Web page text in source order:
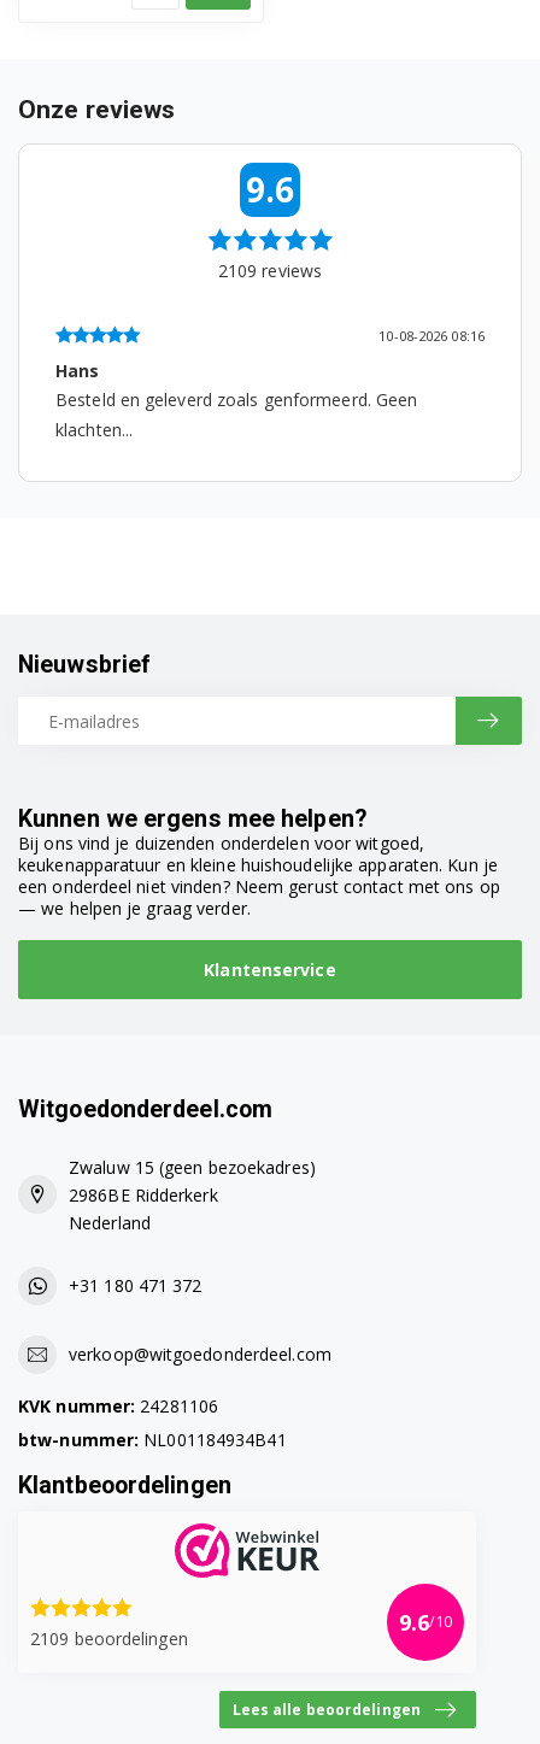
J1254SUU/HC
J1264/HC
J142GSC/HAC
J142GWC/HAC
J1466SUU/HC
J1466UU/HC
J1488/HAC
J1488S/HAC
J1488SF/HAC
J149/HAC
J149/HAC
J149S/HAC
J149S/HAC
P1494I/HC
Q1240B/HAC
Onze reviews
9.6
2109 reviews
10-08-2026 08:16
Geen
...
Kunnen we ergens mee helpen?
Bij ons vind je duizenden onderdelen voor witgoed,
keukenapparatuur en kleine huishoudelijke apparaten. Kun je
een onderdeel niet vinden? Neem gerust contact met ons op
— we helpen je graag verder.
Klantenservice
Nieuwsbrief
Witgoedonderdeel.com
Zwaluw 15 (geen bezoekadres)
2986BE Ridderkerk
Nederland
+31 180 471 372
verkoop@witgoedonderdeel.com
KVK nummer: 24281106
btw-nummer: NL001184934B41
Klantbeoordelingen
2109 beoordelingen
9.6/10
Lees alle beoordelingen